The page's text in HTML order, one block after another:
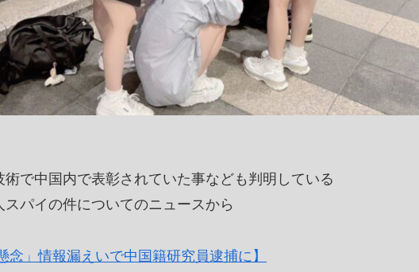
で中国内で表彰されていた事なども判明している
パイの件についてのニュースから
念」情報漏えいで中国籍研究員逮捕に】